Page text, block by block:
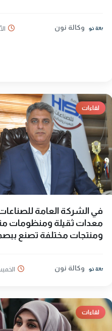
وكالة نون الأحد
لقاءات
في الشركة العامة
معدات ثقيلة ومنظومات
ومنتجات مختلفة تصنع
وكالة نون الخميس 27
لقاءات